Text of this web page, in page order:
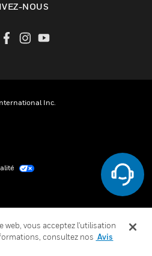
NOUS
Inc.
web, vous acceptez l'utilisation
consultez nos Avis